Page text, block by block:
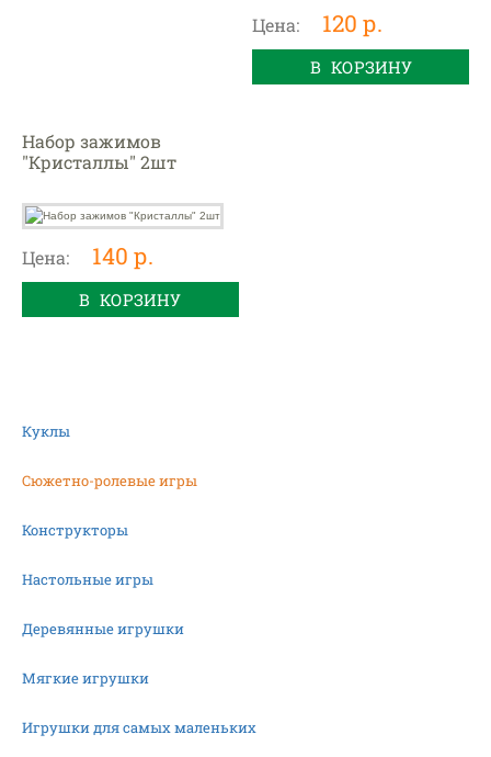
Цена: 120 р.
В КОРЗИНУ
Набор зажимов
"Кристаллы" 2шт
Цена: 140 р.
В КОРЗИНУ
Куклы
Сюжетно-ролевые игры
Конструкторы
Настольные игры
Деревянные игрушки
Мягкие игрушки
Игрушки для самых маленьких